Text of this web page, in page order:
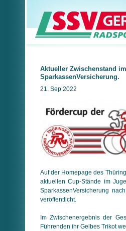
Aktueller Zwischenstand
Spar­kas­sen­Ver­si­che­rung.
21. Sep 2022
Auf der Homepage des
aktuellen Cup-Stände im
Spar­kas­sen­Ver­si­che­rung
ver­öffent­licht.
Im Zwischenergebnis der
Führenden ihr Gelbes Trikot